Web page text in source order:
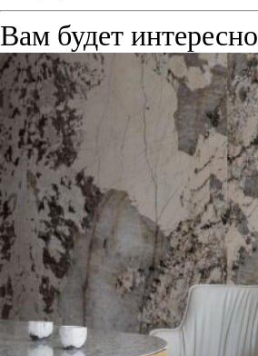
Вам будет интересно